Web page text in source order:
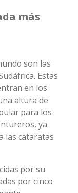
más
son las
Estas
en los
altura de
para los
ya
las cataratas
por su
por cinco